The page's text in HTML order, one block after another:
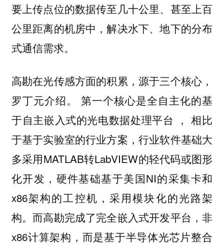
要上传点位的数据传至几十公里、甚至上百
公里距离的机房中，解决水下、地下的分布
式通信需求。
高勘在光传感方面的积累，源于三个核心，
罗丁元介绍。 第一个核心是全自主化的基
于自主嵌入式的光电数据处理平台
， 相比
于基于实验室的行业方案，行业软件基础大
多采用MATLAB转LabVIEW的轻代码或图形
化开发，硬件基础基于美国NI的采集卡和
x86架构的工控机，采用模块化的光路架
构。而高勘完成了完全嵌入式开发平台，非
x86计算架构，而是基于半导体光芯片整合